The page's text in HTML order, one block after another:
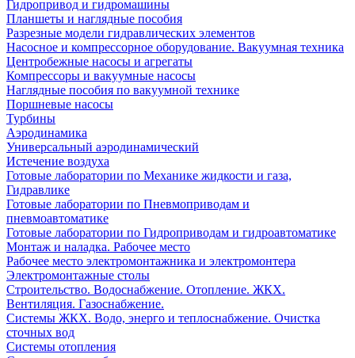
Гидропривод и гидромашины
Планшеты и наглядные пособия
Разрезные модели гидравлических элементов
Насосное и компрессорное оборудование. Вакуумная техника
Центробежные насосы и агрегаты
Компрессоры и вакуумные насосы
Наглядные пособия по вакуумной технике
Поршневые насосы
Турбины
Аэродинамика
Универсальный аэродинамический
Истечение воздуха
Готовые лаборатории по Механике жидкости и газа,
Гидравлике
Готовые лаборатории по Пневмоприводам и
пневмоавтоматике
Готовые лаборатории по Гидроприводам и гидроавтоматике
Монтаж и наладка. Рабочее место
Рабочее место электромонтажника и электромонтера
Электромонтажные столы
Строительство. Водоснабжение. Отопление. ЖКХ.
Вентиляция. Газоснабжение.
Системы ЖКХ. Водо, энерго и теплоснабжение. Очистка
сточных вод
Системы отопления